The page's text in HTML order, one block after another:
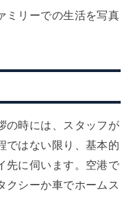
ミリーでの生活を写真
の時には、スタッフが
ではない限り、基本的
先に伺います。空港で
クシーか車でホームス